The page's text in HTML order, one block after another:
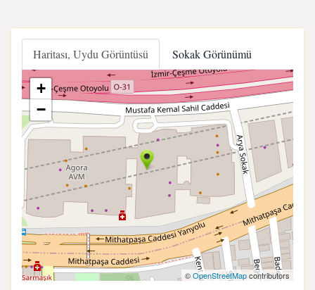
Haritası, Uydu Görüntüsü Sokak Görünümü
+
−
©OpenStreetMapcontributors